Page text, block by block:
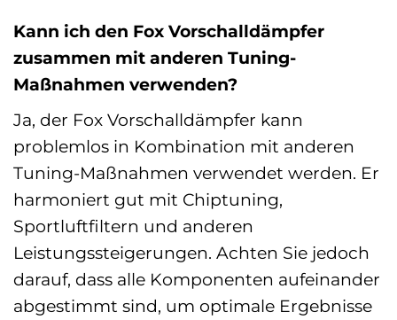
Kann ich den Fox Vorschalldämpfer
zusammen mit anderen Tuning-
Maßnahmen verwenden?
Ja, der Fox Vorschalldämpfer kann
problemlos in Kombination mit anderen
Tuning-Maßnahmen verwendet werden. Er
harmoniert gut mit Chiptuning,
Sportluftfiltern und anderen
Leistungssteigerungen. Achten Sie jedoch
darauf, dass alle Komponenten aufeinander
abgestimmt sind, um optimale Ergebnisse